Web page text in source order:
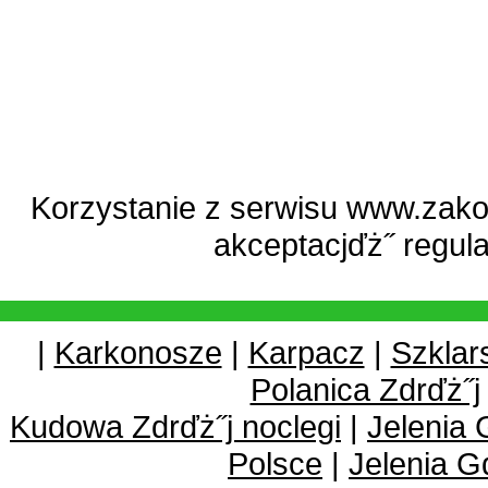
Korzystanie z serwisu
akceptacjďż˝
| Karkonosze | Karpacz |
Polanica Zdrďż˝j
Kudowa Zdrďż˝j noclegi | Jelenia
Polsce | Jelenia